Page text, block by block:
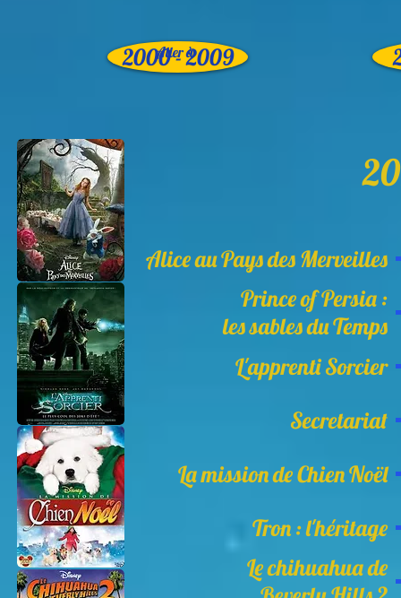
2000 - 2009
Aller à
Alice au Pays des Merveilles
Prince of Persia :
les sables du Temps
L'apprenti Sorcier
Secretariat
La mission de Chien Noël
Tron : l'héritage
Le chihuahua de